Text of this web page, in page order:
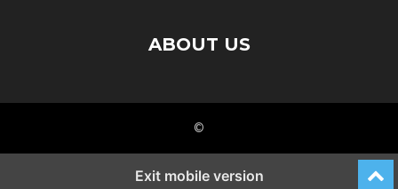
ABOUT US
©
Exit mobile version